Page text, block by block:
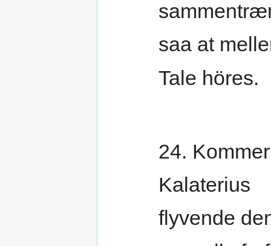
saa at
Tale höres.
24.
Kalaterius
flyvende